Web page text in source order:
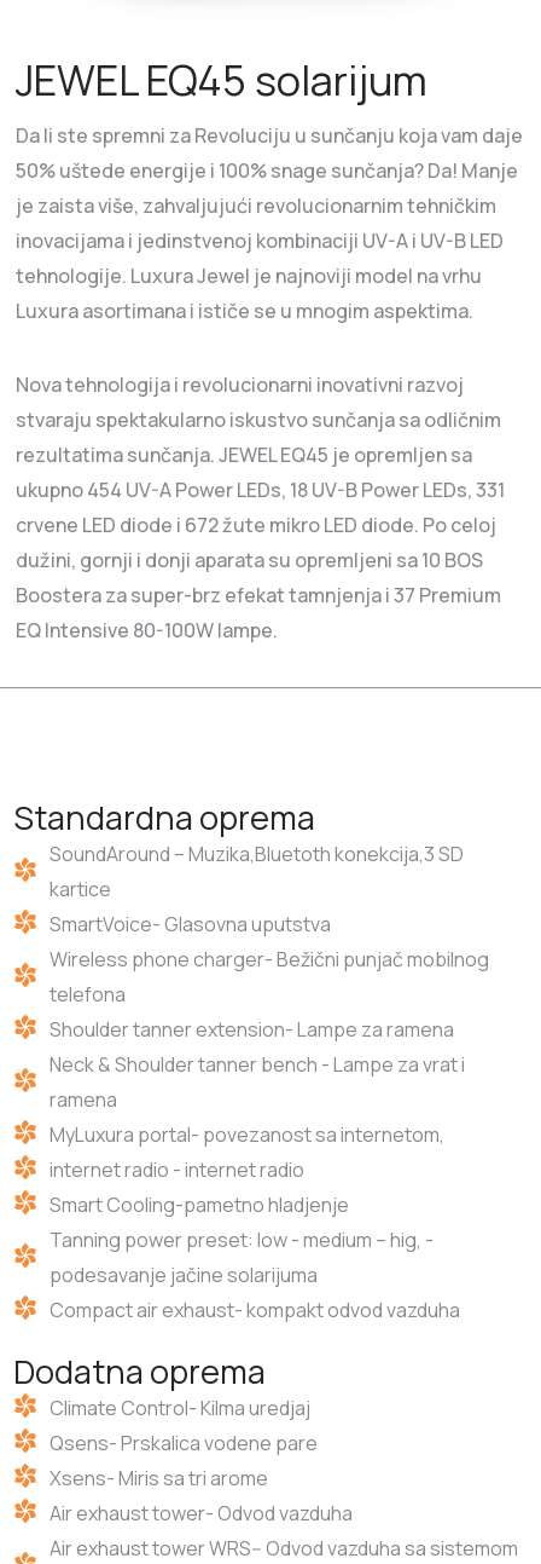
JEWEL EQ45 solarijum
Da li ste spremni za Revoluciju u sunčanju koja vam daje
50% uštede energije i 100% snage sunčanja? Da! Manje
je zaista više, zahvaljujući revolucionarnim tehničkim
inovacijama i jedinstvenoj kombinaciji UV-A i UV-B LED
tehnologije. Luxura Jewel je najnoviji model na vrhu
Luxura asortimana i ističe se u mnogim aspektima.
Nova tehnologija i revolucionarni inovativni razvoj
stvaraju spektakularno iskustvo sunčanja sa odličnim
rezultatima sunčanja. JEWEL EQ45 je opremljen sa
ukupno 454 UV-A Power LEDs, 18 UV-B Power LEDs, 331
crvene LED diode i 672 žute mikro LED diode. Po celoj
dužini, gornji i donji aparata su opremljeni sa 10 BOS
Boostera za super-brz efekat tamnjenja i 37 Premium
EQ Intensive 80-100W lampe.
Standardna oprema
SoundAround – Muzika,Bluetoth konekcija,3 SD
kartice
SmartVoice- Glasovna uputstva
Wireless phone charger- Bežični punjač mobilnog
telefona
Shoulder tanner extension- Lampe za ramena
Neck & Shoulder tanner bench - Lampe za vrat i
ramena
MyLuxura portal- povezanost sa internetom,
internet radio - internet radio
Smart Cooling-pametno hladjenje
Tanning power preset: low - medium – hig, -
podesavanje jačine solarijuma
Compact air exhaust- kompakt odvod vazduha
Dodatna oprema
Climate Control- Kilma uredjaj
Qsens- Prskalica vodene pare
Xsens- Miris sa tri arome
Air exhaust tower- Odvod vazduha
Air exhaust tower WRS-- Odvod vazduha sa sistemom